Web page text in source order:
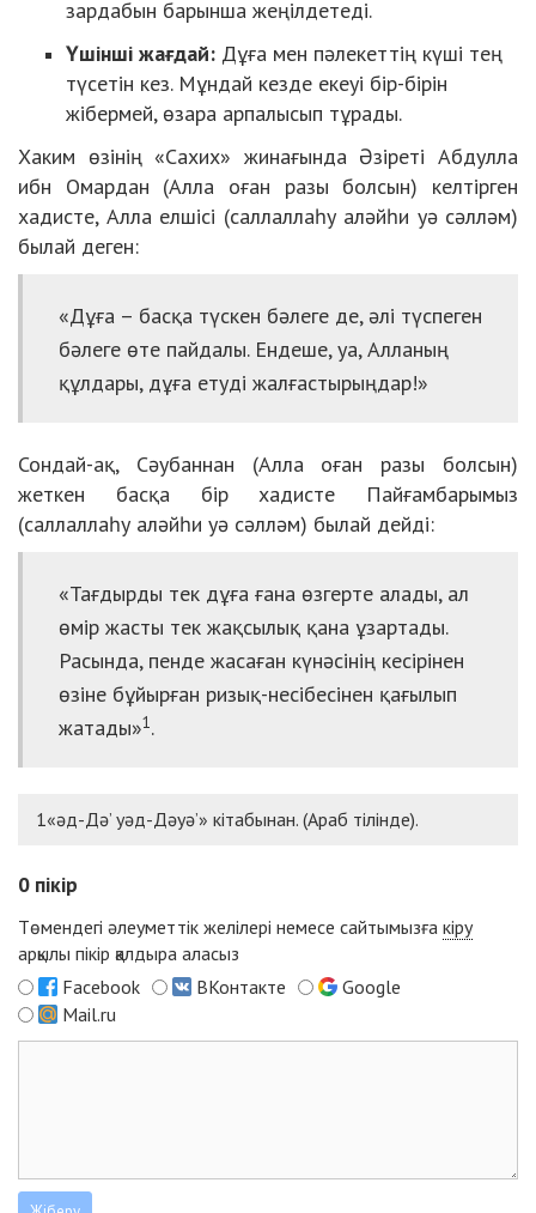
зардабын барынша жеңілдетеді.
Үшінші жағдай: Дұға мен пәлекеттің күші тең
түсетін кез. Мұндай кезде екеуі бір-бірін
жібермей, өзара арпалысып тұрады.
Хаким өзінің «Сахих» жинағында Әзіреті Абдулла
ибн Омардан (Алла оған разы болсын) келтірген
хадисте, Алла елшісі (саллаллаһу аләйһи уә сәлләм)
былай деген:
«Дұға – басқа түскен бәлеге де, әлі түспеген
бәлеге өте пайдалы. Ендеше, уа, Алланың
құлдары, дұға етуді жалғастырыңдар!»
Сондай-ақ, Сәубаннан (Алла оған разы болсын)
жеткен басқа бір хадисте Пайғамбарымыз
(саллаллаһу аләйһи уә сәлләм) былай дейді:
«Тағдырды тек дұға ғана өзгерте алады, ал
өмір жасты тек жақсылық қана ұзартады.
Расында, пенде жасаған күнәсінің кесірінен
өзіне бұйырған ризық-несібесінен қағылып
жатады»1.
1«әд-Дә’ уәд-Дәуә’» кітабынан. (Араб тілінде).
0 пікір
Төмендегі әлеуметтік желілері немесе сайтымызға кіру
арқылы пікір қалдыра аласыз
Facebook
ВКонтакте
Google
Mail.ru